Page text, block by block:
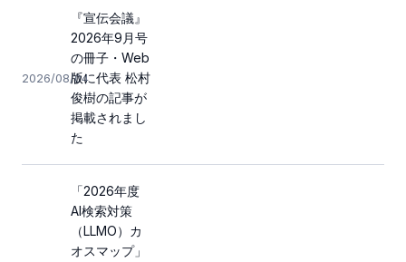
2026/08/04
『宣伝会議』
2026年9月号
の冊子・Web
版に代表 松村
俊樹の記事が
掲載されまし
た
「2026年度
AI検索対策
（LLMO）カ
オスマップ」